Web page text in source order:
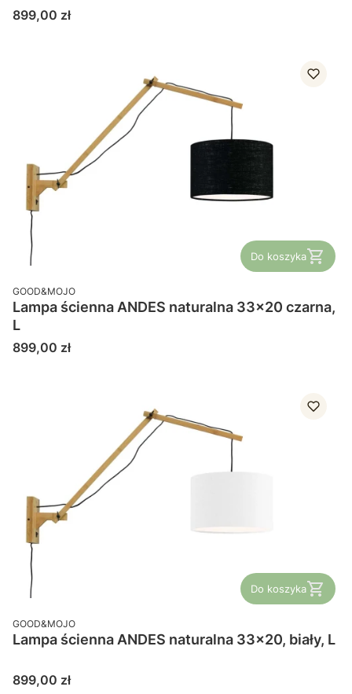
Cena
899,00 zł
Do koszyka
PRODUCENT
GOOD&MOJO
Lampa ścienna ANDES naturalna 33x20 czarna,
L
Cena
899,00 zł
Do koszyka
PRODUCENT
GOOD&MOJO
Lampa ścienna ANDES naturalna 33x20, biały, L
Cena
899,00 zł